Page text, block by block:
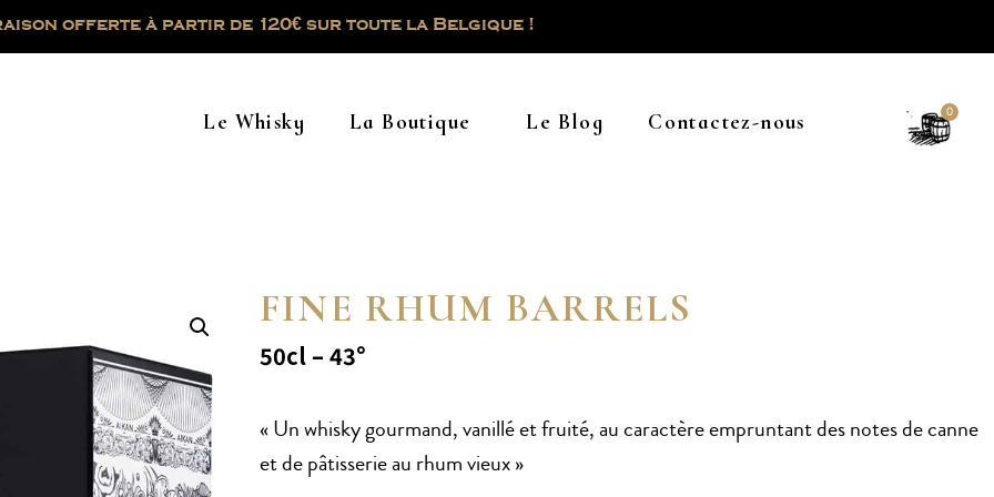
offerte à partir de 120€ sur toute la Belgique !
Le Whisky La Boutique Le Blog Contactez-nous 0
FINE RHUM BARRELS
50cl – 43°
« Un whisky gourmand, vanillé et fruité, au caractère empruntant des notes de canne
et de pâtisserie au rhum vieux »